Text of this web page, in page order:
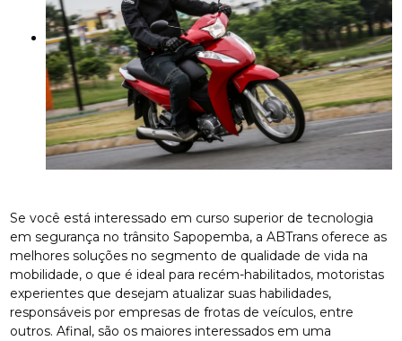
Se você está interessado em curso superior de tecnologia
em segurança no trânsito Sapopemba, a ABTrans oferece as
melhores soluções no segmento de qualidade de vida na
mobilidade, o que é ideal para recém-habilitados, motoristas
experientes que desejam atualizar suas habilidades,
responsáveis por empresas de frotas de veículos, entre
outros. Afinal, são os maiores interessados em uma